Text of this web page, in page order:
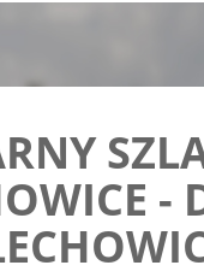
-